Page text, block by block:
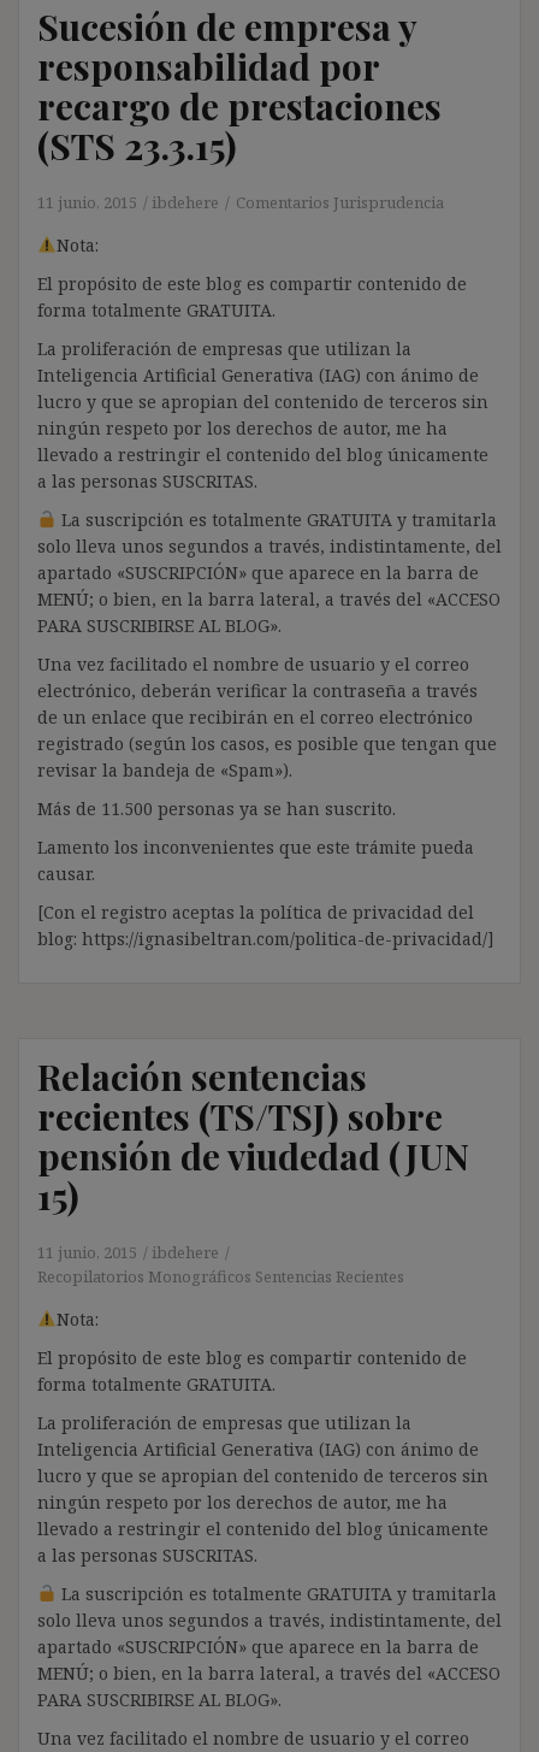
Sucesión de empresa y
responsabilidad por
recargo de prestaciones
(STS 23.3.15)
11 junio, 2015 ibdehere Comentarios Jurisprudencia
Nota:
El propósito de este blog es compartir contenido de
forma totalmente GRATUITA.
La proliferación de empresas que utilizan la
Inteligencia Artificial Generativa (IAG) con ánimo de
lucro y que se apropian del contenido de terceros sin
ningún respeto por los derechos de autor, me ha
llevado a restringir el contenido del blog únicamente
a las personas SUSCRITAS.
La suscripción es totalmente GRATUITA y tramitarla
solo lleva unos segundos a través, indistintamente, del
apartado «SUSCRIPCIÓN» que aparece en la barra de
MENÚ; o bien, en la barra lateral, a través del «ACCESO
PARA SUSCRIBIRSE AL BLOG».
Una vez facilitado el nombre de usuario y el correo
electrónico, deberán verificar la contraseña a través
de un enlace que recibirán en el correo electrónico
registrado (según los casos, es posible que tengan que
revisar la bandeja de «Spam»).
Más de 11.500 personas ya se han suscrito.
Lamento los inconvenientes que este trámite pueda
causar.
[Con el registro aceptas la política de privacidad del
blog: https://ignasibeltran.com/politica-de-privacidad/]
Relación sentencias
recientes (TS/TSJ) sobre
pensión de viudedad (JUN
15)
11 junio, 2015
ibdehere
Recopilatorios Monográficos Sentencias Recientes
Nota:
El propósito de este blog es compartir contenido de
forma totalmente GRATUITA.
La proliferación de empresas que utilizan la
Inteligencia Artificial Generativa (IAG) con ánimo de
lucro y que se apropian del contenido de terceros sin
ningún respeto por los derechos de autor, me ha
llevado a restringir el contenido del blog únicamente
a las personas SUSCRITAS.
La suscripción es totalmente GRATUITA y tramitarla
solo lleva unos segundos a través, indistintamente, del
apartado «SUSCRIPCIÓN» que aparece en la barra de
MENÚ; o bien, en la barra lateral, a través del «ACCESO
PARA SUSCRIBIRSE AL BLOG».
Una vez facilitado el nombre de usuario y el correo